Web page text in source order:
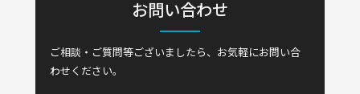
お問い合わせ
ご相談・ご質問等ございましたら、 お気軽にお問い合
わせください。